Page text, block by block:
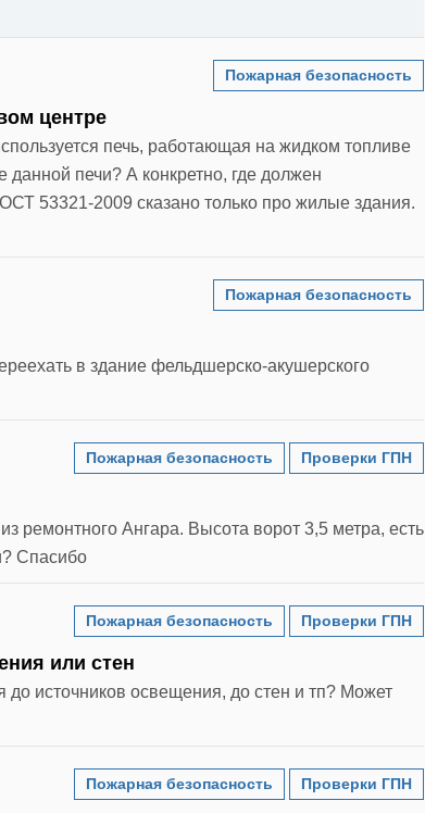
Пожарная безопасность
центре
печь, работающая на жидком топливе
печи? А конкретно, где должен
53321-2009 сказано только про жилые здания.
Пожарная безопасность
в здание фельдшерско-акушерского
Пожарная безопасность Проверки ГПН
ремонтного Ангара. Высота ворот 3,5 метра, есть
Спасибо
Пожарная безопасность Проверки ГПН
или стен
источников освещения, до стен и тп? Может
Пожарная безопасность Проверки ГПН